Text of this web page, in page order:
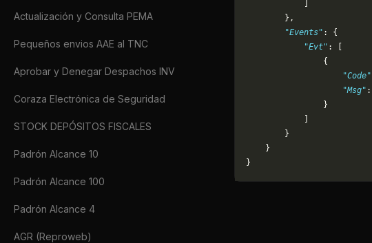
Actualización y Consulta PEMA
Pequeños envios AAE al TNC
Aprobar y Denegar Despachos INV
Coraza Electrónica de Seguridad
STOCK DEPÓSITOS FISCALES
Padrón Alcance 10
Padrón Alcance 100
Padrón Alcance 4
AGR (Reproweb)
        },
        "Events"
: {
            "Evt"
: [
                {
                    "Code"
                    "Msg"
:
                }
        }
    }
}